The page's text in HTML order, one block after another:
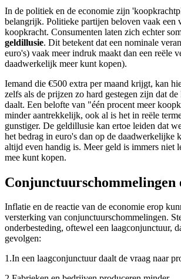
In de politiek en de economie zijn
belangrijk. Politieke partijen beloven vaak een
koopkracht. Consumenten laten zich echter
geldillusie. Dit betekent dat een nominale
euro's) vaak meer indruk maakt dan een reële
daadwerkelijk meer kunt kopen).
Iemand die €500 extra per maand krijgt, kan
zelfs als de prijzen zo hard gestegen zijn dat
daalt. Een belofte van "één procent meer
minder aantrekkelijk, ook al is het in reële
gunstiger. De geldillusie kan ertoe leiden dat
het bedrag in euro's dan op de daadwerkelijke
altijd even handig is. Meer geld is immers niet
mee kunt kopen.
Conjunctuurschommelingen
Inflatie en de reactie van de economie erop
versterking van conjunctuurschommelingen.
onderbesteding, oftewel een laagconjunctuur,
gevolgen:
1.In een laagconjunctuur daalt de vraag naar